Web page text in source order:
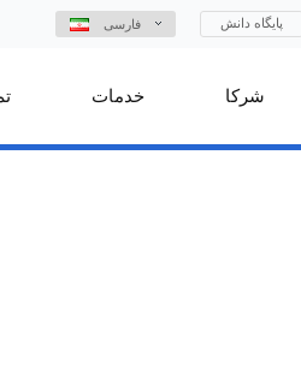
فارسی پایگاه دانش
خدمات شرکا